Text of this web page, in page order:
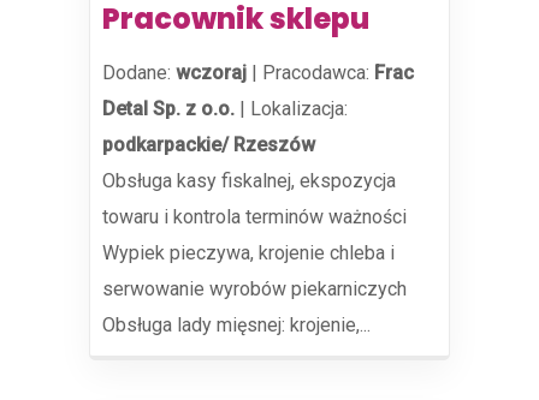
Pracownik sklepu
Dodane: wczoraj | Pracodawca: Frac
Detal Sp. z o.o. | Lokalizacja:
podkarpackie/ Rzeszów
Obsługa kasy fiskalnej, ekspozycja
towaru i kontrola terminów ważności
Wypiek pieczywa, krojenie chleba i
serwowanie wyrobów piekarniczych
Obsługa lady mięsnej: krojenie,...